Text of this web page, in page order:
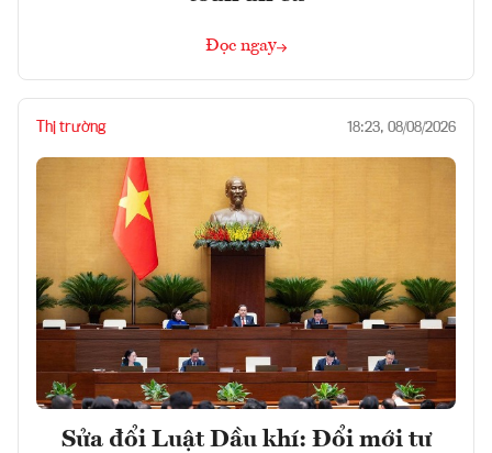
Đọc ngay
Thị trường 18:23, 08/08/2026
Sửa đổi Luật Dầu khí: Đổi mới tư